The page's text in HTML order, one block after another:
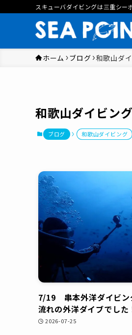
スキューバダイビングは三重シー
ホーム ブログ 和歌山ダ
和歌山ダイビング
ブログ 和歌山ダイビング
7/19 串本外洋ダイビ
流れの外洋ダイブでした
2026-07-25